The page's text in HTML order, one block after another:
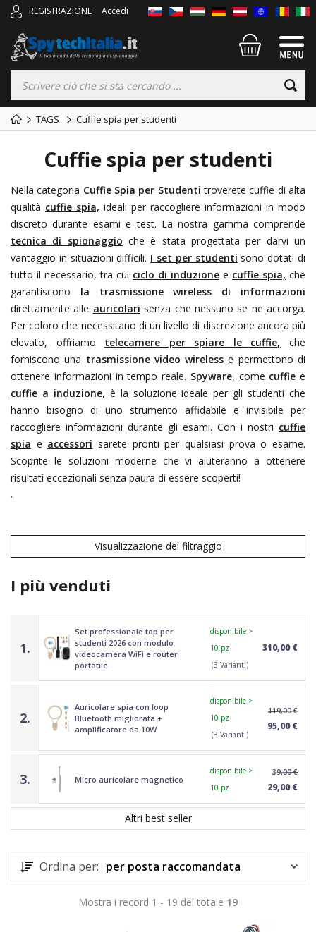
REGISTRAZIONE Accedi
TAGS Cuffie spia per studenti
Cuffie spia per studenti
Nella categoria Cuffie Spia per Studenti troverete cuffie di alta
qualità cuffie spia, ideali per raccogliere informazioni in modo
discreto durante esami e test. La nostra gamma comprende
tecnica di spionaggio che è stata progettata per darvi un
vantaggio in situazioni difficili. I set per studenti sono dotati di
tutto il necessario, tra cui ciclo di induzione e cuffie spia, che
garantiscono la trasmissione wireless di informazioni
direttamente alle auricolari senza che nessuno se ne accorga.
Per coloro che necessitano di un livello di discrezione ancora più
elevato, offriamo telecamere per spiare le cuffie, che
forniscono una trasmissione video wireless e permettono di
ottenere informazioni in tempo reale. Spyware, come cuffie e
cuffie a induzione, è la soluzione ideale per gli studenti che
hanno bisogno di uno strumento affidabile e invisibile per
raccogliere informazioni durante gli esami. Con i nostri cuffie
spia e accessori sarete pronti per qualsiasi prova o esame.
Scoprite le soluzioni moderne che vi aiuteranno a ottenere
risultati eccezionali senza paura di essere scoperti!
.
Visualizzazione del filtraggio
I più venduti
1.
Set professionale top per
studenti 2026 con modulo
videocamera WiFi e router
portatile
disponibile >
10 pz
(3 Varianti)
310,00 €
2.
Auricolare spia con loop
Bluetooth migliorata +
amplificatore da 10W
disponibile >
10 pz
(3 Varianti)
119,00 €
95,00 €
3. Micro auricolare magnetico
disponibile >
10 pz
39,00 €
29,00 €
Altri best seller
Ordina per: per posta raccomandata
Mostra i record 1 - 19 del totale 19